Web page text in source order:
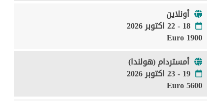
أونلاين
18 - 22 اكتوبر 2026
1900 Euro
أمستردام (هولندا)
19 - 23 اكتوبر 2026
5600 Euro